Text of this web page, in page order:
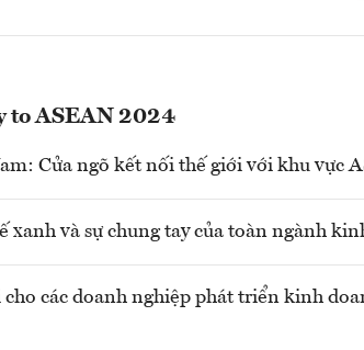
to ASEAN 2024
Cửa ngõ kết nối thế giới với khu vực
xanh và sự chung tay của toàn ngành
cho các doanh nghiệp phát triển kinh